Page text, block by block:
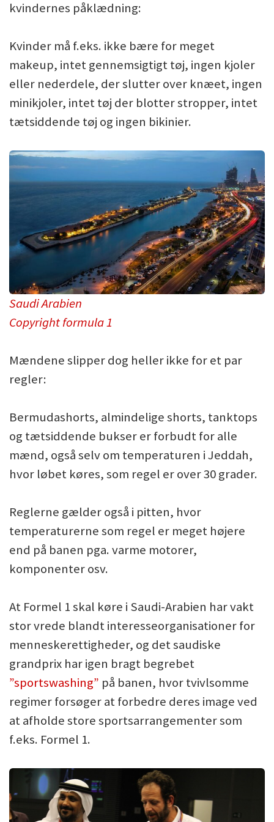
kvindernes påklædning:
Kvinder må f.eks. ikke bære for meget
makeup, intet gennemsigtigt tøj, ingen kjoler
eller nederdele, der slutter over knæet, ingen
minikjoler, intet tøj der blotter stropper, intet
tætsiddende tøj og ingen bikinier.
Saudi Arabien
Copyright formula 1
Mændene slipper dog heller ikke for et par
regler:
Bermudashorts, almindelige shorts, tanktops
og tætsiddende bukser er forbudt for alle
mænd, også selv om temperaturen i Jeddah,
hvor løbet køres, som regel er over 30 grader.
Reglerne gælder også i pitten, hvor
temperaturerne som regel er meget højere
end på banen pga. varme motorer,
komponenter osv.
At Formel 1 skal køre i Saudi-Arabien har vakt
stor vrede blandt interesseorganisationer for
menneskerettigheder, og det saudiske
grandprix har igen bragt begrebet
”sportswashing” på banen, hvor tvivlsomme
regimer forsøger at forbedre deres image ved
at afholde store sportsarrangementer som
f.eks. Formel 1.